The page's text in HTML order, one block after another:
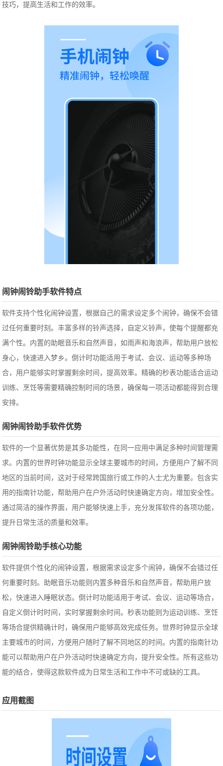
技巧，提高生活和工作的效率。
闹钟闹铃助手软件特点
软件支持个性化闹钟设置，根据自己的需求设定多个闹钟，确保不会错
过任何重要时刻。丰富多样的铃声选择，自定义铃声，使每个提醒都充
满个性。内置的助眠音乐和自然声音，如雨声和海浪声，帮助用户放松
身心，快速进入梦乡。倒计时功能适用于考试、会议、运动等多种场
合，用户能够实时掌握剩余时间，提高效率。精确的秒表功能适合运动
训练、烹饪等需要精确控制时间的场景，确保每一项活动都能得到合理
安排。
闹钟闹铃助手软件优势
软件的一个显著优势是其多功能性，在同一应用中满足多种时间管理需
求。内置的世界时钟功能显示全球主要城市的时间，方便用户了解不同
地区的当前时间，这对于经常跨国旅行或工作的人士尤为重要。包含实
用的指南针功能，帮助用户在户外活动时快速确定方向，增加安全性。
通过简洁的操作界面，用户能够快速上手，充分发挥软件的各项功能，
提升日常生活的质量和效率。
闹钟闹铃助手核心功能
软件提供个性化的闹钟设置，根据需求设定多个闹钟，确保不会错过任
何重要时刻。助眠音乐功能则内置多种音乐和自然声音，帮助用户放
松，快速进入睡眠状态。倒计时功能适用于考试、会议、运动等场合，
自定义倒计时时间，实时掌握剩余时间。秒表功能则为运动训练、烹饪
等场合提供精确计时，确保用户能够高效完成任务。世界时钟显示全球
主要城市的时间，方便用户随时了解不同地区的时间。内置的指南针功
能可以帮助用户在户外活动时快速确定方向，提升安全性。所有这些功
能的结合，使得这款软件成为日常生活和工作中不可或缺的工具。
应用截图